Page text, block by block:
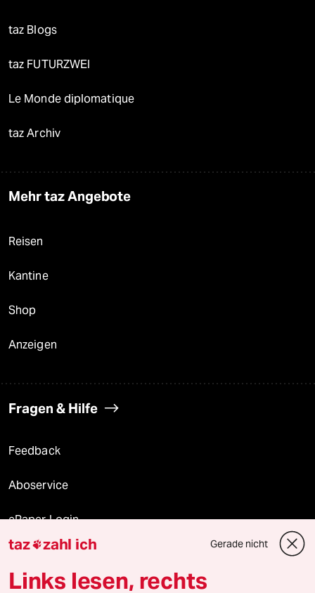
taz Blogs
taz FUTURZWEI
Le Monde diplomatique
taz Archiv
Mehr taz Angebote
Reisen
Kantine
Shop
Anzeigen
Fragen & Hilfe
Feedback
Aboservice
ePaper Login
Downloads für Abonnierende
taz zahl ich Gerade nicht
Links lesen, rechts